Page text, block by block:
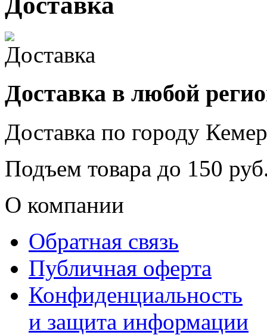
Доставка в любой
Доставка по городу
Подъем товара до 150
О компании
Обратная связь
Публичная оферта
Конфиденциальность
и защита информации